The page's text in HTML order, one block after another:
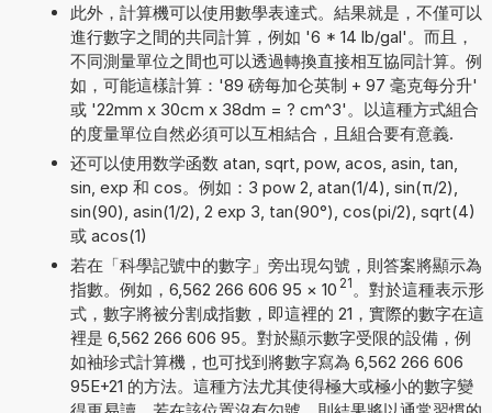
此外，計算機可以使用數學表達式。結果就是，不僅可以
進行數字之間的共同計算，例如 '6 * 14 lb/gal'。而且，
不同測量單位之間也可以透過轉換直接相互協同計算。例
如，可能這樣計算：'89 磅每加仑英制 + 97 毫克每分升'
或 '22mm x 30cm x 38dm = ? cm^3'。以這種方式組合
的度量單位自然必須可以互相結合，且組合要有意義.
还可以使用数学函数 atan, sqrt, pow, acos, asin, tan,
sin, exp 和 cos。例如：3 pow 2, atan(1/4), sin(π/2),
sin(90), asin(1/2), 2 exp 3, tan(90°), cos(pi/2), sqrt(4)
或 acos(1)
若在「科學記號中的數字」旁出現勾號，則答案將顯示為
指數。例如，6,562 266 606 95 × 10 21 。對於這種表示形
式，數字將被分割成指數，即這裡的 21，實際的數字在這
裡是 6,562 266 606 95。對於顯示數字受限的設備，例
如袖珍式計算機，也可找到將數字寫為 6,562 266 606
95E+21 的方法。這種方法尤其使得極大或極小的數字變